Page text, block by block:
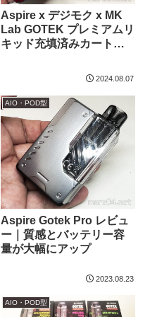
Aspire x デジモク x MK
Lab GOTEK プレミアムリ
キッド充填済みカートリ
GOTEKの使い切りカート
リッジのフレーバーをMK
Labが監修！
2024.08.07
AIO・POD型
Aspire Gotek Pro レビュ
ー｜質感とバッテリー容
量が大幅にアップ
2023.08.23
AIO・POD型